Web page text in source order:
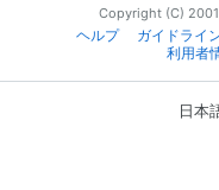
Copyright (C)
ヘルプ
ガイドライ
利用者
日本